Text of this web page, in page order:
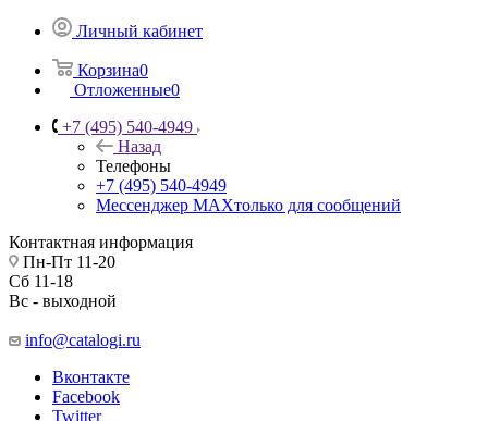
Личный кабинет
Корзина0
Отложенные0
+7 (495) 540-4949
Назад
Телефоны
+7 (495) 540-4949
Мессенджер МАХтолько для сообщений
Контактная информация
Пн-Пт 11-20
Сб 11-18
Вс - выходной
info@catalogi.ru
Вконтакте
Facebook
Twitter